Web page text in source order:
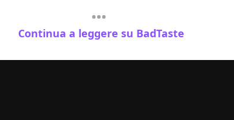
Continua a leggere su BadTaste